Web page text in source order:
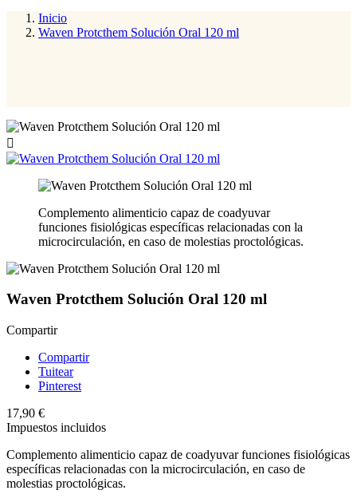
Inicio
Waven Protcthem Solución Oral 120 ml

Complemento alimenticio capaz de coadyuvar
funciones fisiológicas específicas relacionadas con la
microcirculación, en caso de molestias proctológicas.
Waven Protcthem Solución Oral 120 ml
Compartir
Compartir
Tuitear
Pinterest
17,90 €
Impuestos incluidos
Complemento alimenticio capaz de coadyuvar funciones fisiológicas
específicas relacionadas con la microcirculación, en caso de
molestias proctológicas.